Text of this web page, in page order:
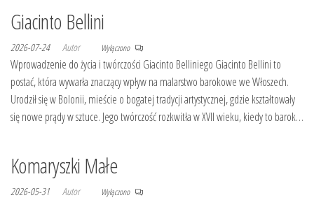
Giacinto Bellini
2026-07-24 Autor Wyłączono
Wprowadzenie do życia i twórczości Giacinto Belliniego Giacinto Bellini to
postać, która wywarła znaczący wpływ na malarstwo barokowe we Włoszech.
Urodził się w Bolonii, mieście o bogatej tradycji artystycznej, gdzie kształtowały
się nowe prądy w sztuce. Jego twórczość rozkwitła w XVII wieku, kiedy to barok…
Komaryszki Małe
2026-05-31 Autor Wyłączono